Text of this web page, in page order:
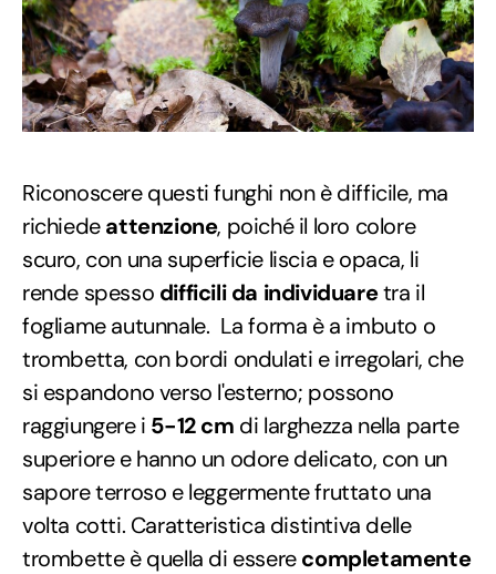
Riconoscere questi funghi non è difficile, ma
richiedeattenzione, poiché il loro colore
scuro, con una superficie liscia e opaca, li
rende spesso difficili da individuaretra il
fogliame autunnale. La forma è a imbuto o
trombetta, con bordi ondulati e irregolari, che
si espandono verso l'esterno; possono
raggiungere i 5-12 cm di larghezza nella parte
superiore e hanno un odore delicato, con un
sapore terroso e leggermente fruttato una
volta cotti. Caratteristica distintiva delle
trombette è quella di esserecompletamente